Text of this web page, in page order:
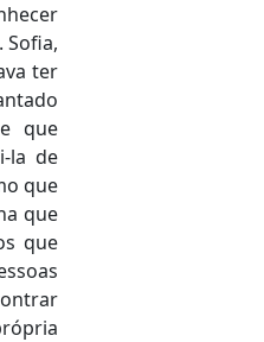
Sofia,
ter
que
la de
que
que
que